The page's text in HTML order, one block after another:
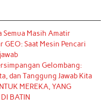
Semua Masih Amatir
GEO: Saat Mesin Pencari
Gelombang:
dan Tanggung Jawab Kita
MEREKA, YANG
BATIN